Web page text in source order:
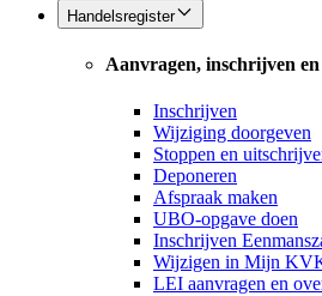
Handelsregister
Aanvragen, inschrijven
Inschrijven
Wijziging doorgeven
Stoppen en
Deponeren
Afspraak maken
UBO-opgave doen
Inschrijven
Wijzigen in Mijn
LEI aanvragen en